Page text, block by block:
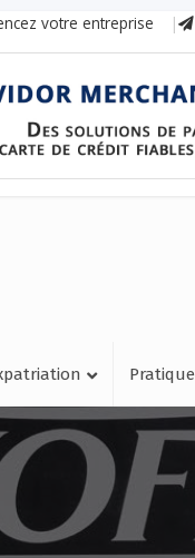
votre entreprise
Pratique